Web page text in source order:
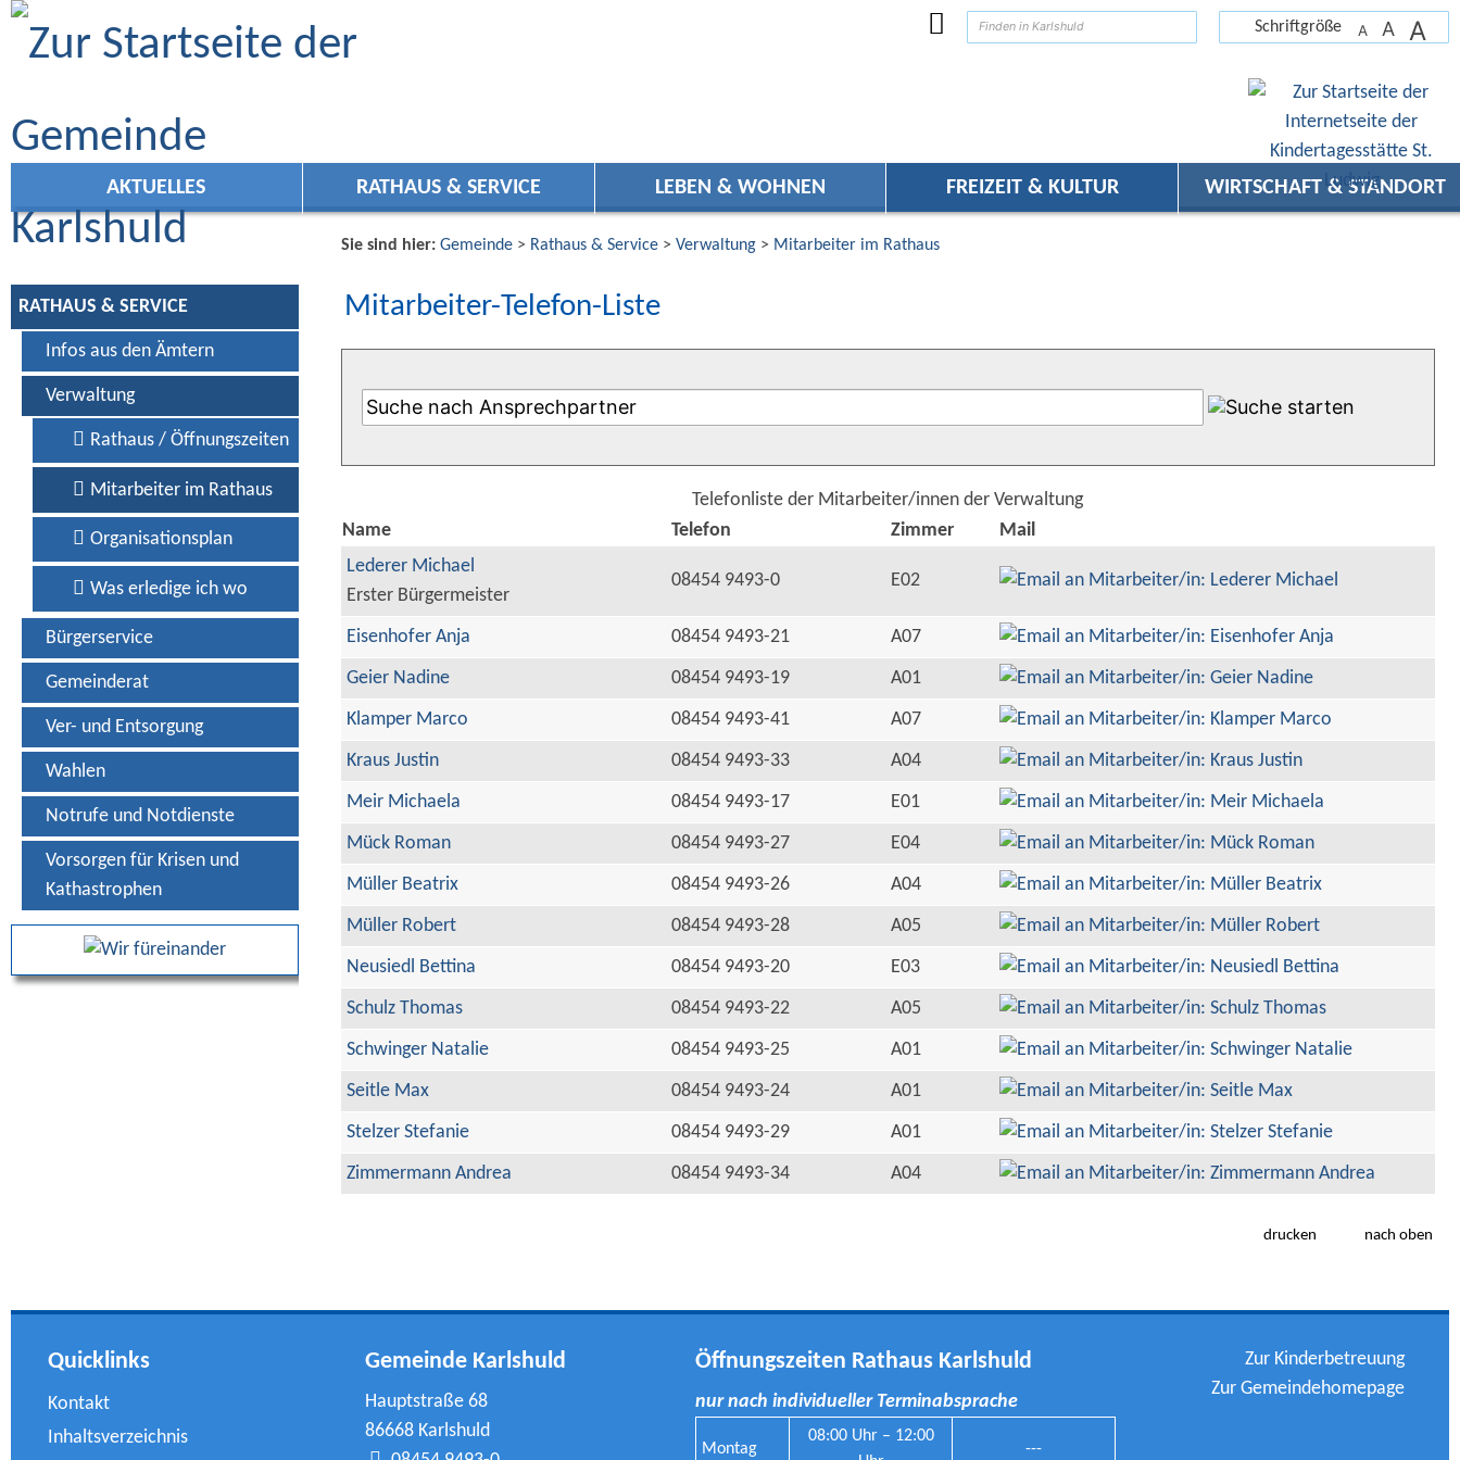
Zum Inhalt
Schriftgröße A A A
AKTUELLES RATHAUS & SERVICE LEBEN & WOHNEN FREIZEIT & KULTUR WIRTSCHAFT & STANDORT
RATHAUS & SERVICE
Infos aus den Ämtern
Verwaltung
Rathaus / Öffnungszeiten
Mitarbeiter im Rathaus
Organisationsplan
Was erledige ich wo
Bürgerservice
Gemeinderat
Ver- und Entsorgung
Wahlen
Notrufe und Notdienste
Vorsorgen für Krisen und
Kathastrophen
Sie sind hier: Gemeinde> Rathaus & Service> Verwaltung> Mitarbeiter im Rathaus
Mitarbeiter-Telefon-Liste
Telefonliste der Mitarbeiter/innen der Verwaltung
Name
Telefon Zimmer
Mail
Lederer Michael
Erster Bürgermeister
08454 9493-0 E02
Eisenhofer Anja 08454 9493-21
A07
Geier Nadine
08454 9493-19
A01
Klamper Marco
08454 9493-41
A07
Kraus Justin
08454 9493-33
A04
Meir Michaela
08454 9493-17
E01
Mück Roman
08454 9493-27
E04
Müller Beatrix
08454 9493-26
A04
Müller Robert
08454 9493-28
A05
Neusiedl Bettina
08454 9493-20
E03
Schulz Thomas
08454 9493-22
A05
Schwinger Natalie
08454 9493-25
A01
Seitle Max
08454 9493-24
A01
Stelzer Stefanie
08454 9493-29
A01
Zimmermann Andrea
08454 9493-34 A04
drucken nach oben
Quicklinks
Kontakt
Inhaltsverzeichnis
Gemeinde Karlshuld
Hauptstraße 68
86668 Karlshuld
Öffnungszeiten Rathaus Karlshuld
nur nach individueller Terminabsprache
Montag
08:00 Uhr – 12:00
---
Zur Kinderbetreuung
Zur Gemeindehomepage